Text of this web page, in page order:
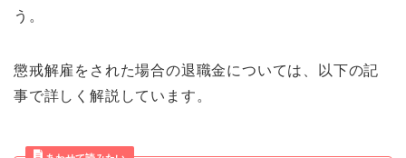
う。
懲戒解雇をされた場合の退職金については、以下の記
事で詳しく解説しています。